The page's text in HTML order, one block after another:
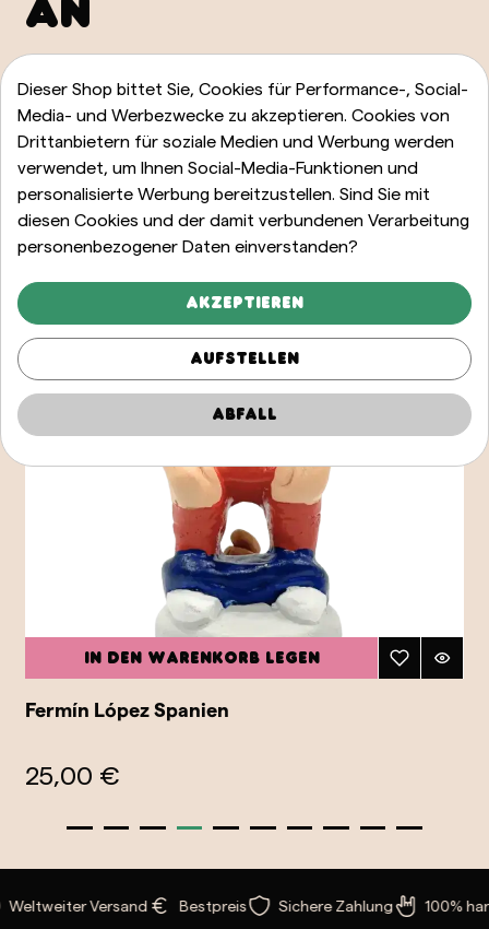
AN
In den Warenkorb legen
Fermín López Spanien
25,00 €
Weltweiter Versand Bestpreis Sichere Zahlung 100%
Dieser Shop bittet Sie, Cookies für Performance-, Social-
Media- und Werbezwecke zu akzeptieren. Cookies von
Drittanbietern für soziale Medien und Werbung werden
verwendet, um Ihnen Social-Media-Funktionen und
personalisierte Werbung bereitzustellen. Sind Sie mit
diesen Cookies und der damit verbundenen Verarbeitung
personenbezogener Daten einverstanden?
Akzeptieren
Aufstellen
Abfall